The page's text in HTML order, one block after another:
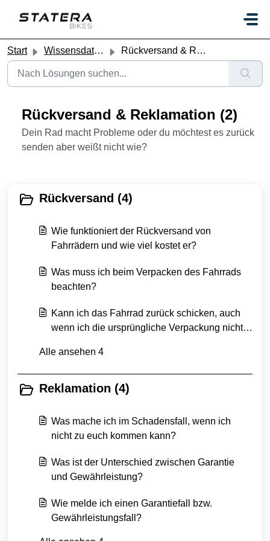
Start Wissensdatenbank Rückversand & Reklamation
Rückversand & Reklamation (2)
Dein Rad macht Probleme oder du möchtest es zurück
senden aber weißt nicht wie?
Rückversand (4)
Wie funktioniert der Rückversand von
Fahrrädern und wie viel kostet er?
Was muss ich beim Verpacken des Fahrrads
beachten?
Kann ich das Fahrrad zurück schicken, auch
wenn ich die ursprüngliche Verpackung nicht
Alle ansehen 4
Reklamation (4)
Was mache ich im Schadensfall, wenn ich
nicht zu euch kommen kann?
Was ist der Unterschied zwischen Garantie
und Gewährleistung?
Wie melde ich einen Garantiefall bzw.
Gewährleistungsfall?